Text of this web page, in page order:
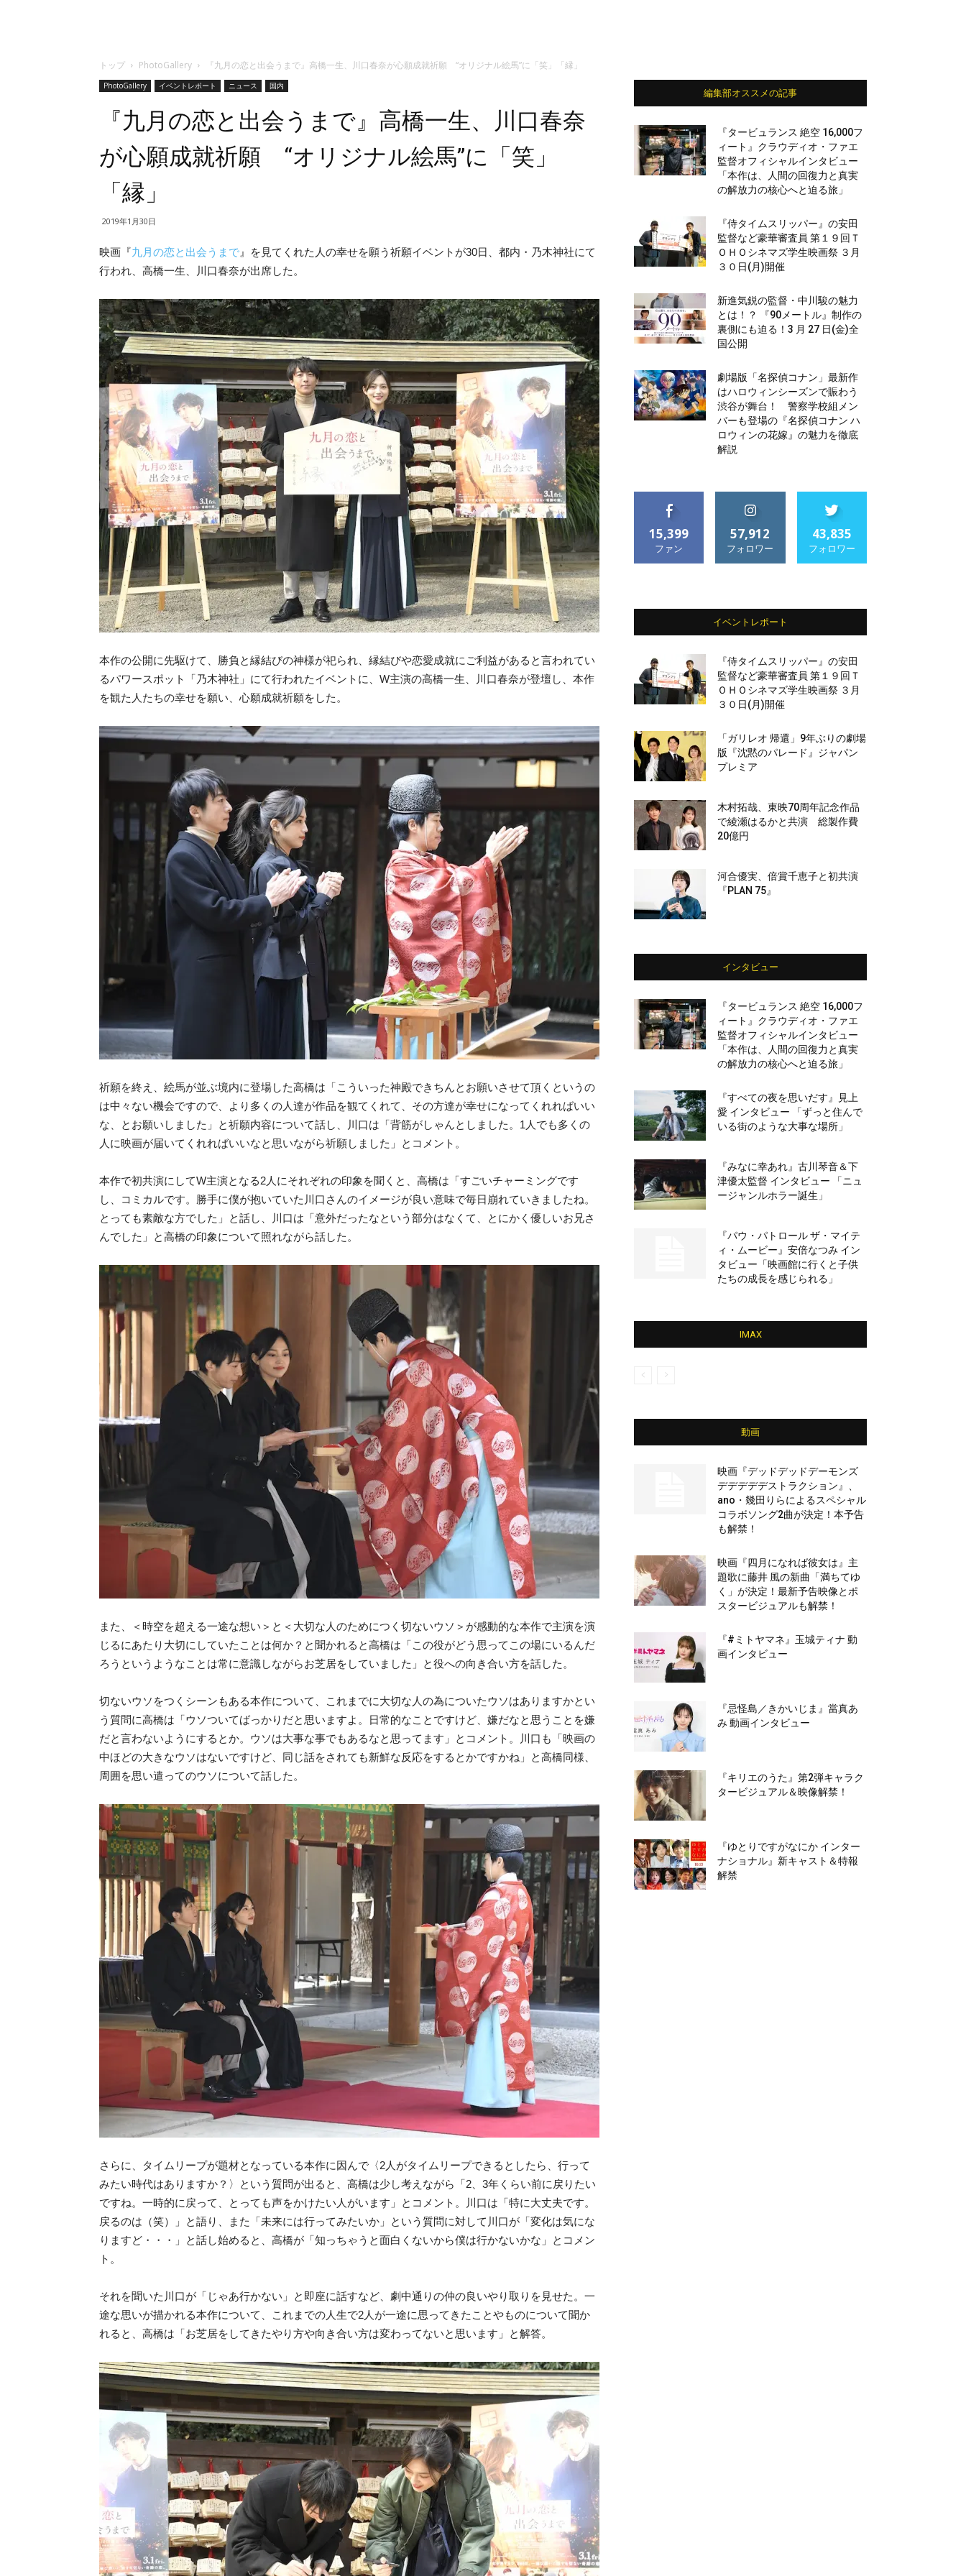
トップ PhotoGallery 『九月の恋と出会うまで』高橋一生、川口春奈が心願成就祈願 “オリジナル絵馬”に「笑」「縁」
PhotoGallery イベントレポート ニュース 国内
『九月の恋と出会うまで』高橋一生、川口春奈
が心願成就祈願 “オリジナル絵馬”に「笑」
「縁」
2019年1月30日
映画『九月の恋と出会うまで 』を見てくれた人の幸せを願う祈願イベントが30日、都内・乃木神社にて
行われ、高橋一生、川口春奈が出席した。
本作の公開に先駆けて、勝負と縁結びの神様が祀られ、縁結びや恋愛成就にご利益があると言われてい
るパワースポット「乃木神社」にて行われたイベントに、W主演の高橋一生、川口春奈が登壇し、本作
を観た人たちの幸せを願い、心願成就祈願をした。
祈願を終え、絵馬が並ぶ境内に登場した高橋は「こういった神殿できちんとお願いさせて頂くというの
は中々ない機会ですので、より多くの人達が作品を観てくれて、その方達が幸せになってくれればいい
な、とお願いしました」と祈願内容について話し、川口は「背筋がしゃんとしました。1人でも多くの
人に映画が届いてくれればいいなと思いながら祈願しました」とコメント。
本作で初共演にしてW主演となる2人にそれぞれの印象を聞くと、高橋は「すごいチャーミングです
し、コミカルです。勝手に僕が抱いていた川口さんのイメージが良い意味で毎日崩れていきましたね。
とっても素敵な方でした」と話し、川口は「意外だったなという部分はなくて、とにかく優しいお兄さ
んでした」と高橋の印象について照れながら話した。
また、＜時空を超える一途な想い＞と＜大切な人のためにつく切ないウソ＞が感動的な本作で主演を演
じるにあたり大切にしていたことは何か？と聞かれると高橋は「この役がどう思ってこの場にいるんだ
ろうというようなことは常に意識しながらお芝居をしていました」と役への向き合い方を話した。
切ないウソをつくシーンもある本作について、これまでに大切な人の為についたウソはありますかとい
う質問に高橋は「ウソついてばっかりだと思いますよ。日常的なことですけど、嫌だなと思うことを嫌
だと言わないようにするとか。ウソは大事な事でもあるなと思ってます」とコメント。川口も「映画の
中ほどの大きなウソはないですけど、同じ話をされても新鮮な反応をするとかですかね」と高橋同様、
周囲を思い遣ってのウソについて話した。
さらに、タイムリープが題材となっている本作に因んで〈2人がタイムリープできるとしたら、行って
みたい時代はありますか？〉という質問が出ると、高橋は少し考えながら「2、3年くらい前に戻りたい
ですね。一時的に戻って、とっても声をかけたい人がいます」とコメント。川口は「特に大丈夫です。
戻るのは（笑）」と語り、また「未来には行ってみたいか」という質問に対して川口が「変化は気にな
りますど・・・」と話し始めると、高橋が「知っちゃうと面白くないから僕は行かないかな」とコメン
ト。
それを聞いた川口が「じゃあ行かない」と即座に話すなど、劇中通りの仲の良いやり取りを見せた。一
途な思いが描かれる本作について、これまでの人生で2人が一途に思ってきたことやものについて聞か
れると、高橋は「お芝居をしてきたやり方や向き合い方は変わってないと思います」と解答。
編集部オススメの記事
『タービュランス 絶空 16,000フ
ィート』クラウディオ・ファエ
監督オフィシャルインタビュー
「本作は、人間の回復力と真実
の解放力の核心へと迫る旅」
『侍タイムスリッパー』の安田
監督など豪華審査員 第１９回Ｔ
ＯＨＯシネマズ学生映画祭 ３月
３０日(月)開催
新進気鋭の監督・中川駿の魅力
とは！？ 『90メートル』制作の
裏側にも迫る！3 月 27 日(金)全
国公開
劇場版「名探偵コナン」最新作
はハロウィンシーズンで賑わう
渋谷が舞台！ 警察学校組メン
バーも登場の『名探偵コナン ハ
ロウィンの花嫁』の魅力を徹底
解説
15,399
ファン
57,912
フォロワー
43,835
フォロワー
イベントレポート
『侍タイムスリッパー』の安田
監督など豪華審査員 第１９回Ｔ
ＯＨＯシネマズ学生映画祭 ３月
３０日(月)開催
「ガリレオ 帰還」9年ぶりの劇場
版『沈黙のパレード』ジャパン
プレミア
木村拓哉、東映70周年記念作品
で綾瀬はるかと共演 総製作費
20億円
河合優実、倍賞千恵子と初共演
『PLAN 75』
インタビュー
『タービュランス 絶空 16,000フ
ィート』クラウディオ・ファエ
監督オフィシャルインタビュー
「本作は、人間の回復力と真実
の解放力の核心へと迫る旅」
『すべての夜を思いだす』見上
愛 インタビュー 「ずっと住んで
いる街のような大事な場所」
『みなに幸あれ』古川琴音＆下
津優太監督 インタビュー 「ニュ
ージャンルホラー誕生」
『パウ・パトロール ザ・マイテ
ィ・ムービー』安倍なつみ イン
タビュー「映画館に行くと子供
たちの成長を感じられる」
IMAX
動画
映画『デッドデッドデーモンズ
デデデデデストラクション』、
ano・幾田りらによるスペシャル
コラボソング2曲が決定！本予告
も解禁！
映画『四月になれば彼女は』主
題歌に藤井 風の新曲「満ちてゆ
く」が決定！最新予告映像とポ
スタービジュアルも解禁！
『#ミトヤマネ』玉城ティナ 動
画インタビュー
『忌怪島／きかいじま』當真あ
み 動画インタビュー
『キリエのうた』第2弾キャラク
タービジュアル＆映像解禁！
『ゆとりですがなにか インター
ナショナル』新キャスト＆特報
解禁